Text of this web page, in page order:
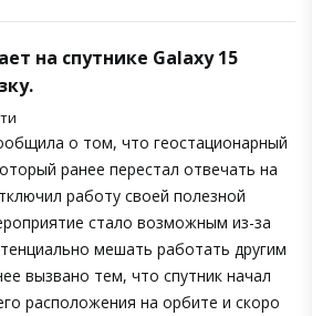
на спутнике Galaxy 15
о том, что геостационарный
ранее перестал отвечать на
работу своей полезной
стало возможным из-за
мешать работать другим
вызвано тем, что спутник начал
расположения на орбите и скоро